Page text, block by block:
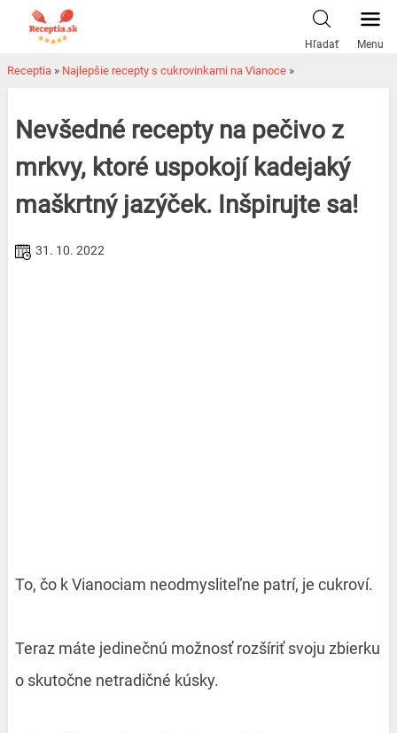
Hľadať Menu
Receptia » Najlepšie recepty s cukrovinkami na Vianoce »
Nevšedné recepty na pečivo z
mrkvy, ktoré uspokojí kadejaký
maškrtný jazýček. Inšpirujte sa!
31. 10. 2022
To, čo k Vianociam neodmysliteľne patrí, je cukroví.
Teraz máte jedinečnú možnosť rozšíriť svoju zbierku
o skutočne netradičné kúsky.